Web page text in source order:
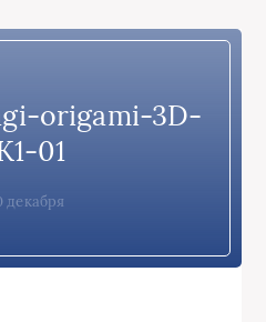
origami-3D-
01
декабря